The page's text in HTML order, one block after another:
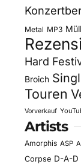
Metal MP3
Hard
Broich
Touren
Vorverkauf
Artists
Amorphis ASP
Corpse D-A-D